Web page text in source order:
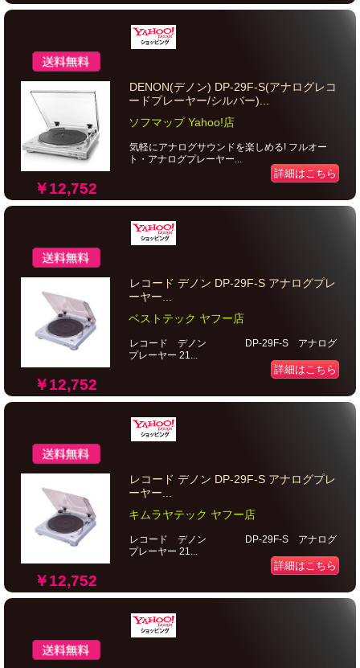
￥12,752
DENON(デノン) DP-29F-S(アナログレコ
ードプレーヤー/シルバー)...
ソフマップ Yahoo!店
気軽にアナログサウンドを楽しめる! フルオー
ト・アナログプレーヤー...
詳細はこちら
￥12,752
レコード デノン DP-29F-S アナログプレ
ーヤー...
ベストテック ヤフー店
レコード デノン DP-29F-S アナログ
プレーヤー 21...
詳細はこちら
￥12,752
レコード デノン DP-29F-S アナログプレ
ーヤー...
キムラヤテック ヤフー店
レコード デノン DP-29F-S アナログ
プレーヤー 21...
詳細はこちら